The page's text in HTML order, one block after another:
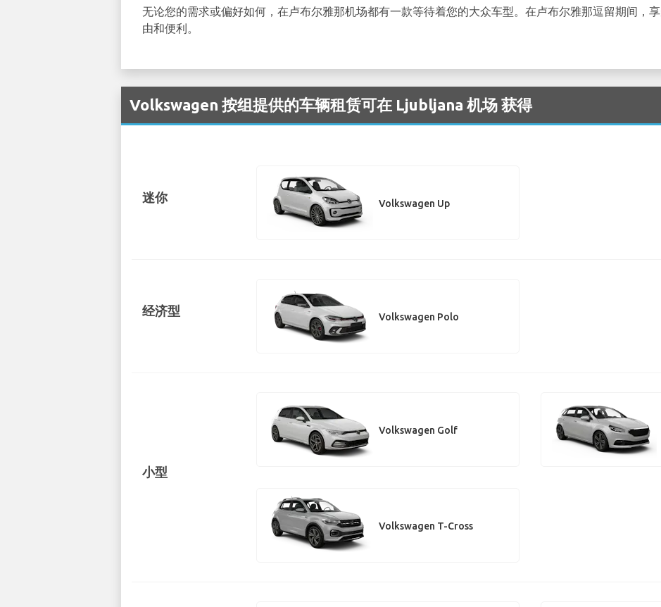
无论您的需求或偏好如何，在卢布尔雅那机场都有一款等待着您的大众车型。在卢布尔雅那逗留期间，
由和便利。
Volkswagen 按组提供的车辆租赁可在 Ljubljana 机场 获得
迷你 Volkswagen Up
经济型 Volkswagen Polo
小型
Volkswagen Golf
Volkswagen T-Cross